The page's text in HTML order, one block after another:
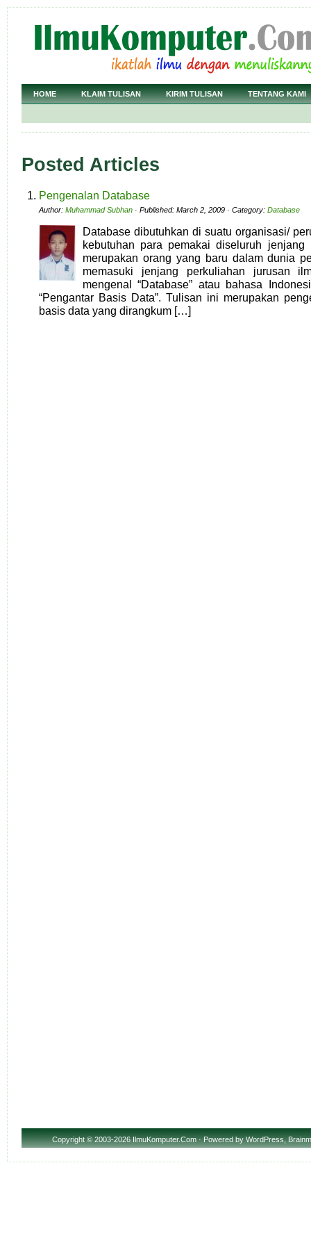
HOME KLAIM TULISAN KIRIM TULISAN TENTANG KAMI
Posted Articles
Pengenalan Database
Author: Muhammad Subhan · Published: March 2, 2009 · Category: Database
Database dibutuhkan di suatu organisasi/
kebutuhan para pemakai diseluruh jenjang
merupakan orang yang baru dalam dunia
memasuki jenjang perkuliahan jurusan
mengenal “Database” atau bahasa
“Pengantar Basis Data”. Tulisan ini merupakan
basis data yang dirangkum […]
Copyright© 2003-2026 IlmuKomputer.Com · Powered byWordPress,